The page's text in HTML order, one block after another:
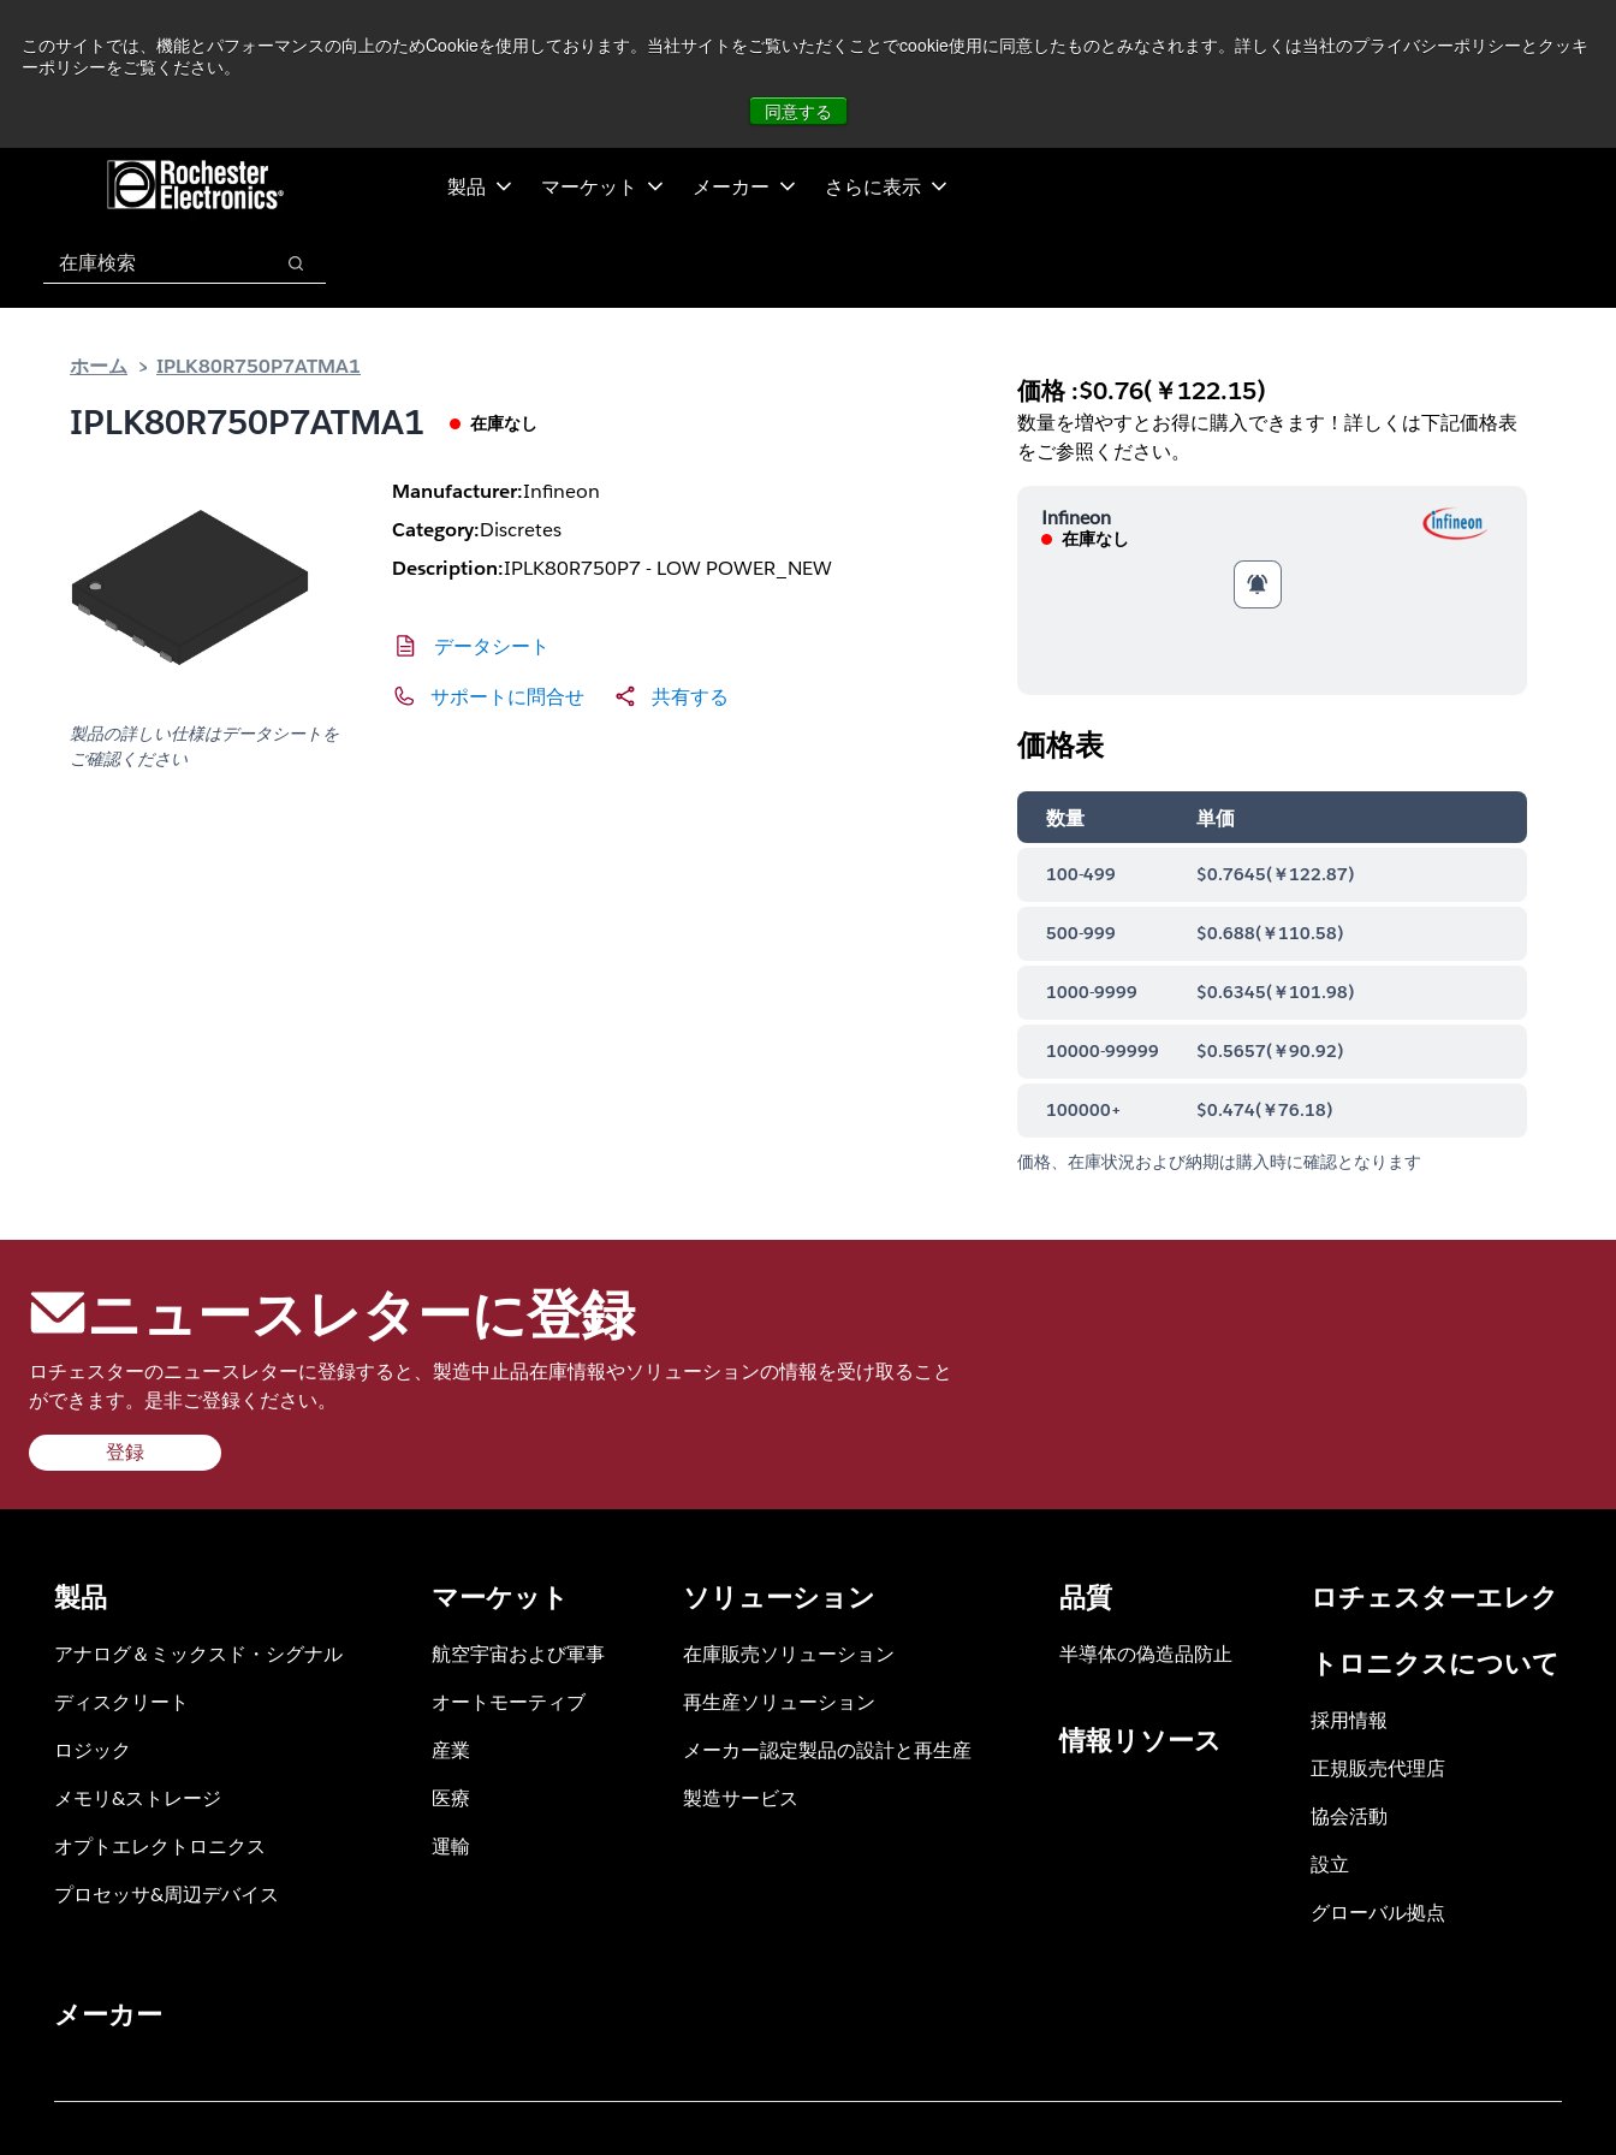
このサイトでは、機能とパフォーマンスの向上のためCookieを使用しております。当社サイトをご覧いただくことでcookie使用に同意したものとみなされます。詳しくは当社のプライバシーポリシーとクッキ
ーポリシーをご覧ください。
同意する
製品 マーケット メーカー さらに表示
検索
検索
ホーム IPLK80R750P7ATMA1
IPLK80R750P7ATMA1 在庫なし
製品の詳しい仕様はデータシートを
ご確認ください
Manufacturer:Infineon
Category:Discretes
Description:IPLK80R750P7 - LOW POWER_NEW
データシート
サポートに問合せ 共有する
価格 :$0.76(￥122.15)
数量を増やすとお得に購入できます！詳しくは下記価格表
をご参照ください。
Infineon
在庫なし
価格表
数量 単価
100-499 $0.7645(￥122.87)
500-999 $0.688(￥110.58)
1000-9999 $0.6345(￥101.98)
10000-99999 $0.5657(￥90.92)
100000+ $0.474(￥76.18)
価格、在庫状況および納期は購入時に確認となります
ニュースレターに登録
ロチェスターのニュースレターに登録すると、製造中止品在庫情報やソリューションの情報を受け取ること
ができます。是非ご登録ください。
登録
製品
アナログ＆ミックスド・シグナル
ディスクリート
ロジック
メモリ&ストレージ
オプトエレクトロニクス
プロセッサ&周辺デバイス
マーケット
航空宇宙および軍事
オートモーティブ
産業
医療
運輸
ソリューション
在庫販売ソリューション
再生産ソリューション
メーカー認定製品の設計と再生産
製造サービス
品質
半導体の偽造品防止
情報リソース
ロチェスターエレク
トロニクスについて
採用情報
正規販売代理店
協会活動
設立
グローバル拠点
メーカー